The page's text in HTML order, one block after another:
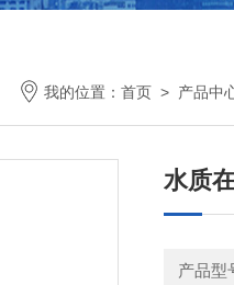
我的位置： 首页 > 产品中
水质
产品型